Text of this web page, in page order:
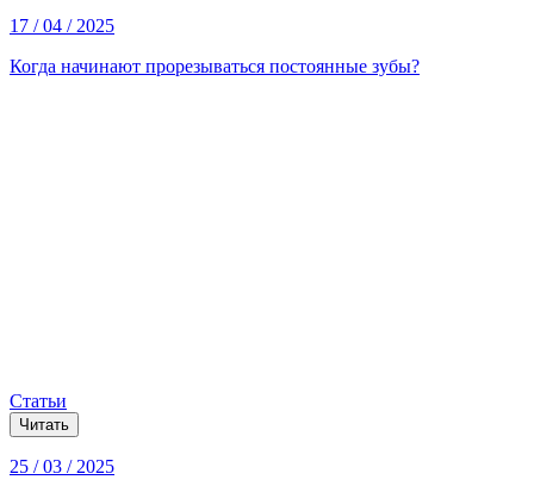
17 / 04 / 2025
Когда начинают прорезываться постоянные зубы?
Статьи
Читать
25 / 03 / 2025